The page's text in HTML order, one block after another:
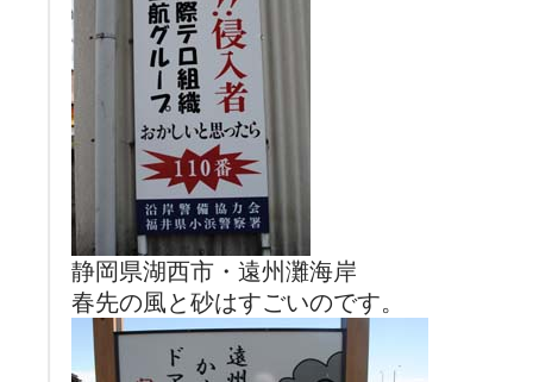
静岡県湖西市・遠州灘海岸
春先の風と砂はすごいのです。